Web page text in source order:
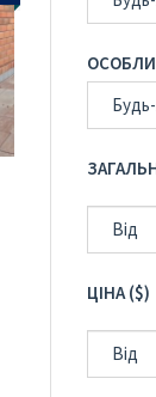
ЦІНА ($)